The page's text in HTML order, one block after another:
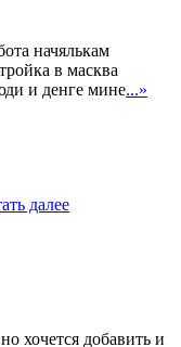
начялькам
в масква
и денге мине...»
далее
хочется добавить и